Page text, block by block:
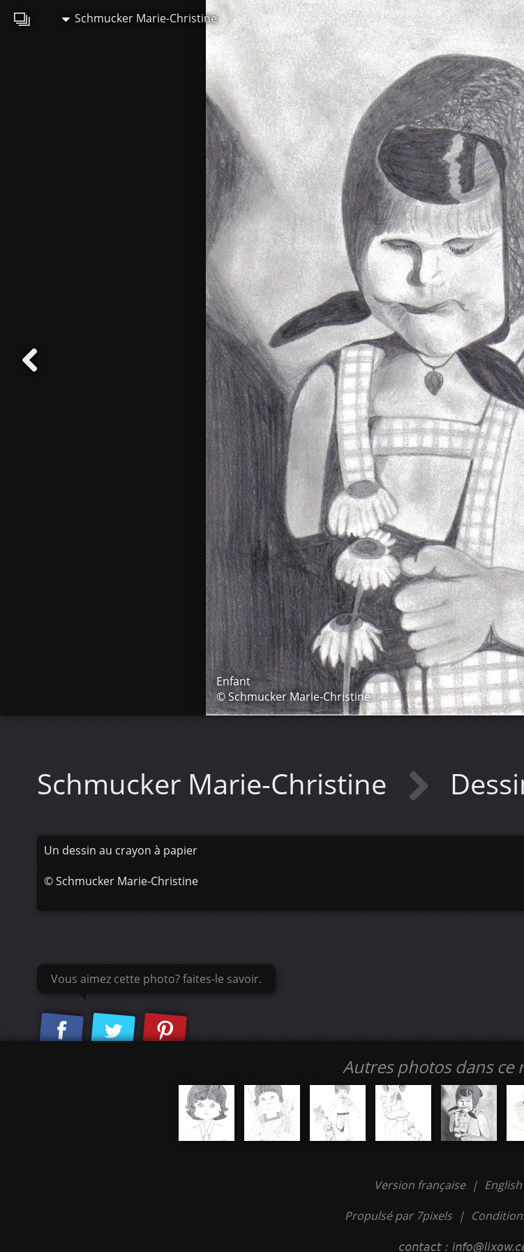
Schmucker Marie-Christine
Enfant
© Schmucker Marie-Christine
Schmucker Marie-Christine
Un dessin au crayon à papier
©Schmucker Marie-Christine
Vous aimez cette photo? faites-le savoir.
Autres photos dans ce
Version française |
Propulsé par 7pixels |